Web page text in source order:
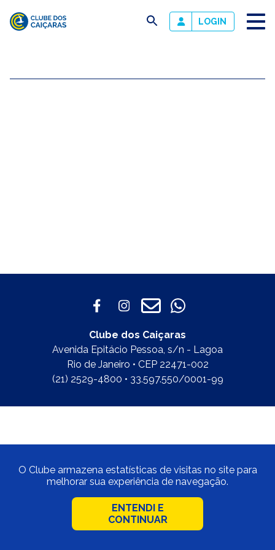
Caiçaras
busca LOGIN
Clube dos Caiçaras
Avenida Epitácio Pessoa, s/n - Lagoa
Rio de Janeiro • CEP 22471-002
(21) 2529-4800 • 33.597.550/0001-99
O Clube armazena estatísticas de visitas no site para
melhorar sua experiência de navegação.
ENTENDI E
CONTINUAR